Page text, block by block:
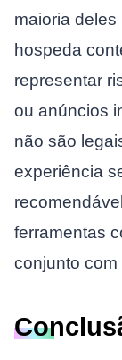
maioria
hospeda
representar
ou anúncios
não são
experiência
ferramentas
conjunto